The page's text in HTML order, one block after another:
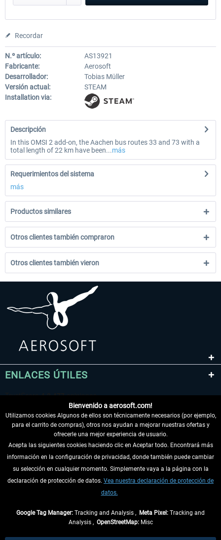
Recordar
N.º artículo:
AS13921
Fabricante:
Aerosoft
Desarrollador:
Tobias Müller
Versión actual:
STEAM
Installation via:
Descripción
In this OMSI 2 add-on, the Aachen bus routes 33 and 73 with a
total length of 22 km have been...más
Requerimientos del sistema
más
Productos similares
Otros clientes también compraron
Otros clientes también vieron
ENLACES ÚTILES
DESISTIR DEL CONTRATO
INFORMACIÓN
Bienvenido a aerosoft.com!
Utilizamos cookies Algunos de ellos son técnicamente necesarios (por ejemplo,
para el carrito de compras), otros nos ayudan a mejorar nuestras ofertas y
ofrecerle una mejor experiencia de usuario.
Acepta las siguientes cookies haciendo clic en Aceptar todo. Encontrará más
información en la configuración de privacidad, donde también puede cambiar
su selección en cualquier momento. Simplemente vaya a la página con la
declaración de protección de datos. Vea nuestra declaración de protección de
datos.
Google Tag Manager: Tracking and Analysis , Meta Pixel: Tracking and
Analysis , OpenStreetMap:Misc